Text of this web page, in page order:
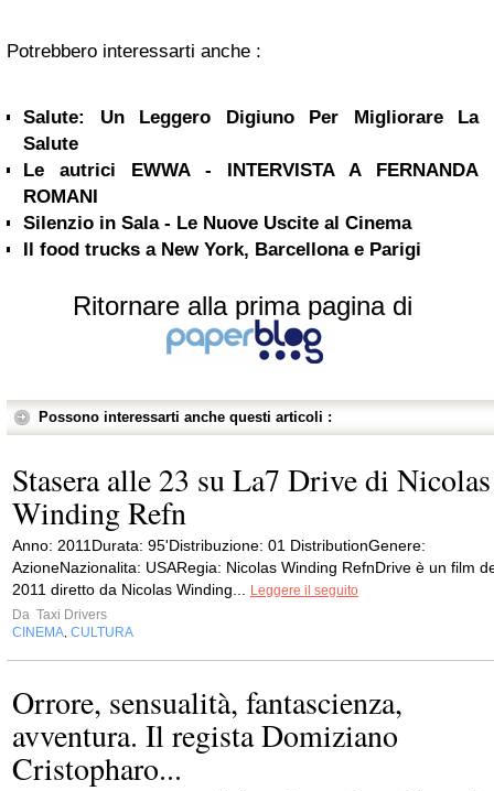
Potrebbero interessarti anche :
Salute: Un Leggero Digiuno Per Migliorare La
Salute
Le autrici EWWA - INTERVISTA A FERNANDA
ROMANI
Silenzio in Sala - Le Nuove Uscite al Cinema
Il food trucks a New York, Barcellona e Parigi
Ritornare alla prima pagina di
Possono interessarti anche questi articoli :
Stasera alle 23 su La7 Drive di Nicolas
Winding Refn
Anno: 2011Durata: 95'Distribuzione: 01 DistributionGenere:
AzioneNazionalita: USARegia: Nicolas Winding RefnDrive è un film
2011 diretto da Nicolas Winding... Leggere il seguito
Da Taxi Drivers
CINEMA, CULTURA
Orrore, sensualità, fantascienza,
avventura. Il regista Domiziano
Cristopharo...